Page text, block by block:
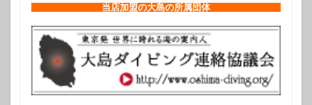
当店加盟の大島の所属団体